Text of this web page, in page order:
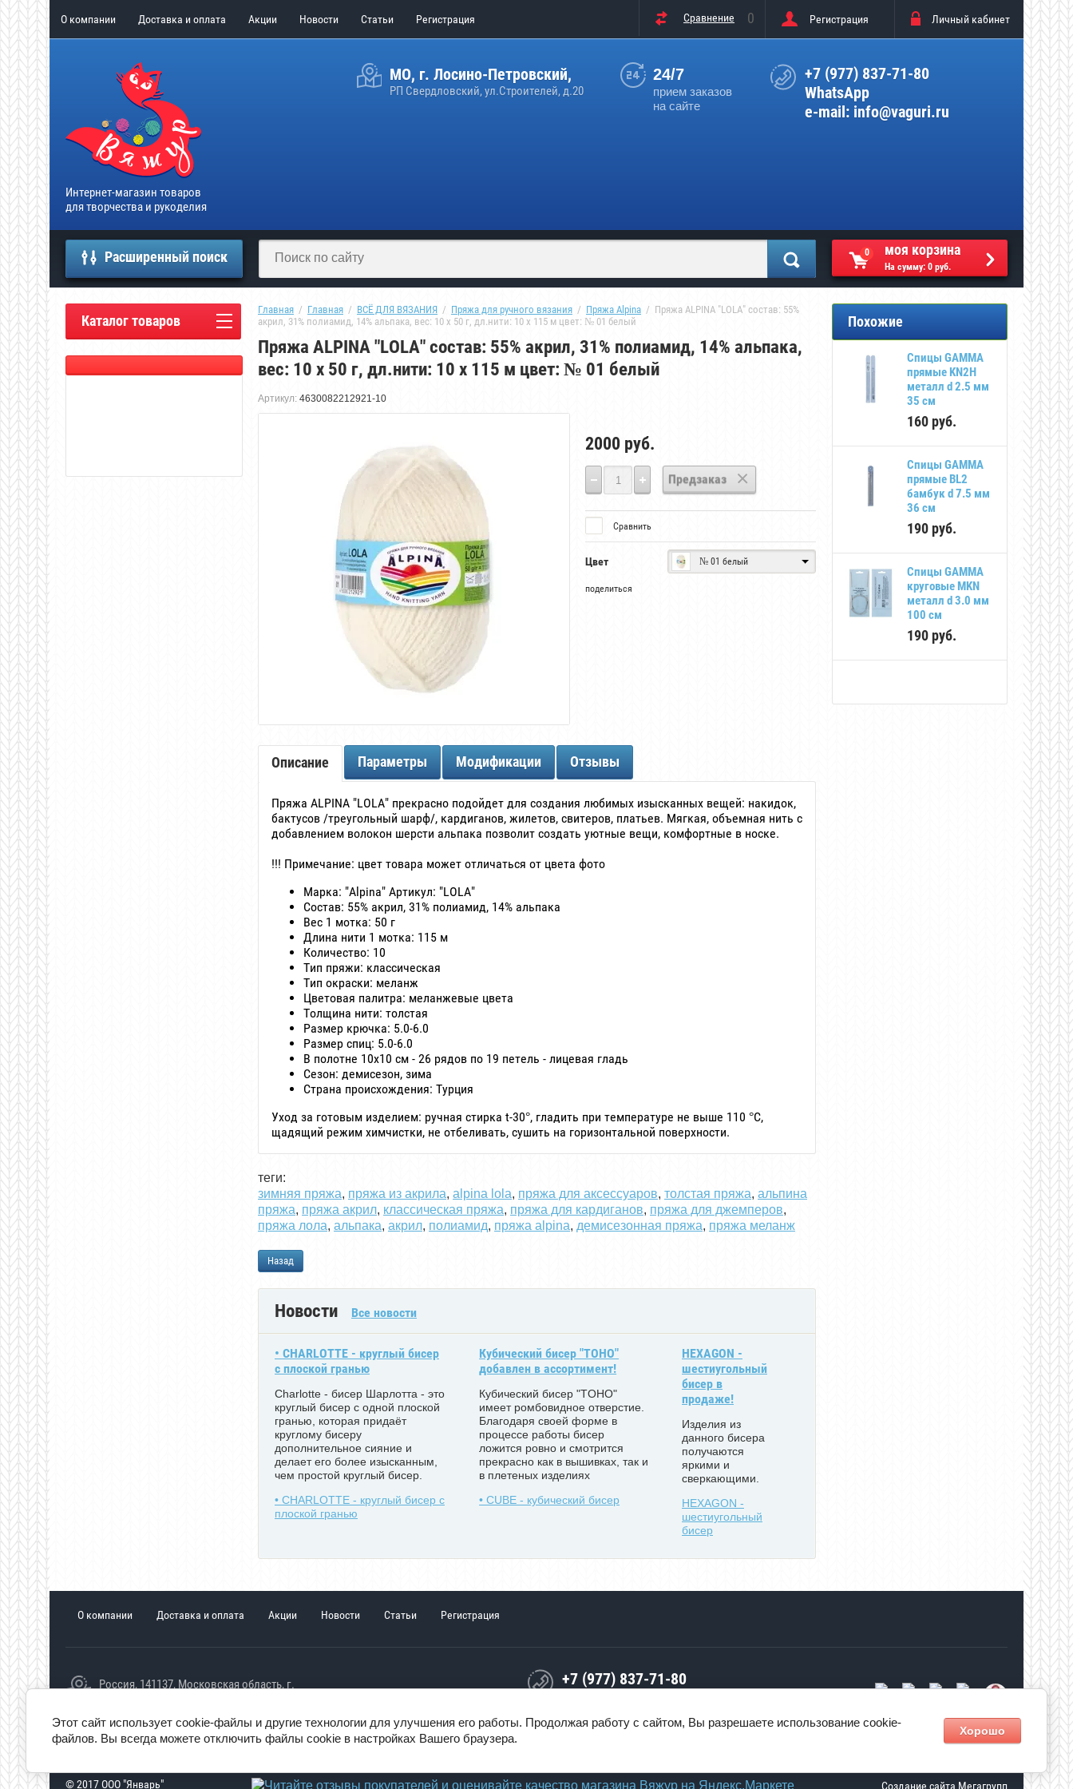
О компании Доставка и оплата Акции Новости Статьи Регистрация Сравнение 0 Регистрация Личный кабинет
Интернет-магазин товаров
для творчества и рукоделия
МО, г. Лосино-Петровский,
РП Свердловский, ул.Строителей, д.20
24/7
прием заказов
на сайте
+7 (977) 837-71-80
WhatsApp
e-mail: info@vaguri.ru
Расширенный поиск 0 моя корзина
На сумму: 0 руб.
Каталог товаров Похожие
Спицы GAMMA
Спицы GAMMA
прямые BL2
бамбук d 7.0 мм
35 см
Спицы GAMMA
Спицы GAMMA
прямые KN2H
металл d 2.5 мм
35 см
160 руб.
Спицы GAMMA
прямые BL2
бамбук d 7.5 мм
36 см
190 руб.
Спицы GAMMA
круговые MKN
металл d 3.0 мм
100 см
190 руб.
Главная
  /
Главная
  /
ВСЁ ДЛЯ ВЯЗАНИЯ
  /
Пряжа для ручного вязания
  /
Пряжа Alpina
  /  Пряжа ALPINA "LOLA" состав: 55%
акрил, 31% полиамид, 14% альпака, вес: 10 х 50 г, дл.нити: 10 х 115 м цвет: № 01 белый
Пряжа ALPINA "LOLA" состав: 55% акрил, 31% полиамид, 14% альпака,
вес: 10 х 50 г, дл.нити: 10 х 115 м цвет: № 01 белый
Артикул: 4630082212921-10
2000 руб.
Предзаказ
Сравнить
Цвет № 01 белый
поделиться
Описание Параметры Модификации Отзывы
Пряжа ALPINA "LOLA" прекрасно подойдет для создания любимых изысканных вещей: накидок,
бактусов /треугольный шарф/, кардиганов, жилетов, свитеров, платьев. Мягкая, объемная нить с
добавлением волокон шерсти альпака позволит создать уютные вещи, комфортные в носке.
!!! Примечание: цвет товара может отличаться от цвета фото
Марка: "Alpina" Артикул: "LOLA"
Состав: 55% акрил, 31% полиамид, 14% альпака
Вес 1 мотка: 50 г
Длина нити 1 мотка: 115 м
Количество: 10
Тип пряжи: классическая
Тип окраски: меланж
Цветовая палитра: меланжевые цвета
Толщина нити: толстая
Размер крючка: 5.0-6.0
Размер спиц: 5.0-6.0
В полотне 10х10 см - 26 рядов по 19 петель - лицевая гладь
Сезон: демисезон, зима
Страна происхождения: Турция
Уход за готовым изделием: ручная стирка t-30°, гладить при температуре не выше 110 °C,
щадящий режим химчистки, не отбеливать, сушить на горизонтальной поверхности.
теги:
зимняя пряжа, пряжа из акрила, alpina lola, пряжа для аксессуаров, толстая пряжа, альпина
пряжа, пряжа акрил, классическая пряжа, пряжа для кардиганов, пряжа для джемперов,
пряжа лола, альпака, акрил, полиамид, пряжа alpina, демисезонная пряжа, пряжа меланж
Назад
Новости Все новости
• CHARLOTTE - круглый бисер
с плоской гранью
Charlotte - бисер Шарлотта - это
круглый бисер с одной плоской
гранью, которая придаёт
круглому бисеру
дополнительное сияние и
делает его более изысканным,
чем простой круглый бисер.
• CHARLOTTE - круглый бисер с
плоской гранью
Кубический бисер "TOHO"
добавлен в ассортимент!
Кубический бисер "TOHO"
имеет ромбовидное отверстие.
Благодаря своей форме в
процессе работы бисер
ложится ровно и смотрится
прекрасно как в вышивках, так и
в плетеных изделиях
• CUBE - кубический бисер
HEXAGON -
шестиугольный
бисер в
продаже!
Изделия из
данного бисера
получаются
яркими и
сверкающими.
HEXAGON -
шестиугольный
бисер
О компании Доставка и оплата Акции Новости Статьи Регистрация
+7 (977) 837-71-80
e-mail: info@vaguri.ru
Россия, 141137, Московская область, г.
© 2017 ООО "Январь" Создание сайта Мегагрупп
Этот сайт использует cookie-файлы и другие технологии для улучшения его работы. Продолжая работу с сайтом, Вы разрешаете использование cookie-
файлов. Вы всегда можете отключить файлы cookie в настройках Вашего браузера.
Хорошо